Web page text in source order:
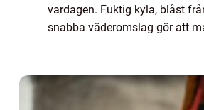
vardagen. Fuktig kyla, blåst
snabba väderomslag gör att
komme...